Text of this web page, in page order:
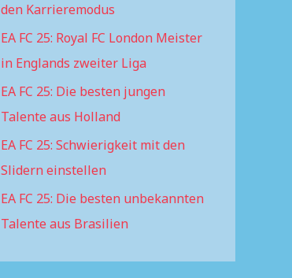
o
r
:
den Karrieremodus
EA FC 25: Royal FC London Meister
in Englands zweiter Liga
EA FC 25: Die besten jungen
Talente aus Holland
EA FC 25: Schwierigkeit mit den
Slidern einstellen
EA FC 25: Die besten unbekannten
Talente aus Brasilien